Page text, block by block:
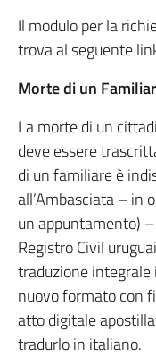
Il modulo per la
trova al seguente
Morte di un
La morte di un
deve essere
di un familiare è
all’Ambasciata – in
un appuntamento)
Registro Civil
traduzione integrale
nuovo formato con
atto digitale
tradurlo in italiano.